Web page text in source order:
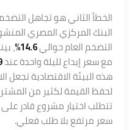
الخطأ الثاني هو تجاهل
التضخم العام حوالي14.6% ،
مع سعر إيداع لليلة واحدة عند
هذه البيئة الاقتصادية تجعل
لحفظ القيمة لكثير من
تتطلب اختيار مشروع قادر
سعر مرتفع بلا طلب فعلي.